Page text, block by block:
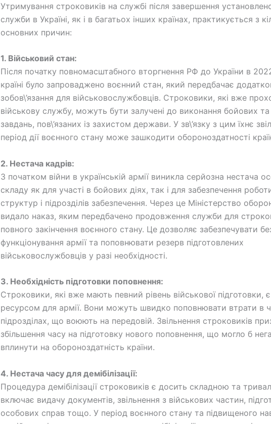
Утримування строковиків на службі після завершення
служби в Україні, як і в багатьох інших країнах, практикується з
основних причин:
1. Військовий стан:
Після початку повномасштабного вторгнення РФ до України в
країні було запроваджено воєнний стан, який передбачає
зобов\’язання для військовослужбовців. Строковики, які вже
військову службу, можуть бути залучені до виконання бойових та
завдань, пов\’язаних із захистом держави. У зв\’язку з цим їхнє
період дії воєнного стану може зашкодити обороноздатності
2. Нестача кадрів:
З початком війни в українській армії виникла серйозна нестача
складу як для участі в бойових діях, так і для забезпечення
структур і підрозділів забезпечення. Через це Міністерство
видало наказ, яким передбачено продовження служби для
повного закінчення воєнного стану. Це дозволяє забезпечувати
функціонування армії та поповнювати резерв підготовлених
військовослужбовців у разі необхідності.
3. Необхідність підготовки поповнення:
Строковики, які вже мають певний рівень військової підготовки,
ресурсом для армії. Вони можуть швидко поповнювати втрати в
підрозділах, що воюють на передовій. Звільнення строковиків
збільшення часу на підготовку нового поповнення, що могло б
вплинути на обороноздатність країни.
4. Нестача часу для демібілізації:
Процедура демібілізації строковиків є досить складною та
включає видачу документів, звільнення з військових частин,
особових справ тощо. У період воєнного стану та підвищеного